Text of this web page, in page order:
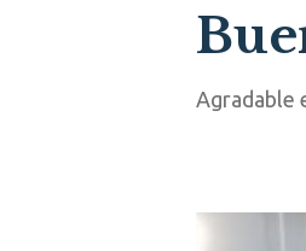
Agradable